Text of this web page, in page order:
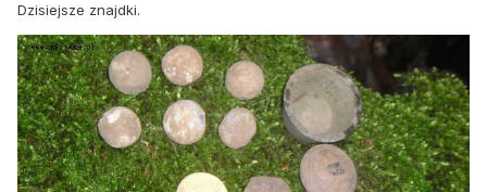
Dzisiejsze znajdki.